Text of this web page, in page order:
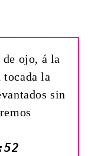
ojo, á la
la
sin